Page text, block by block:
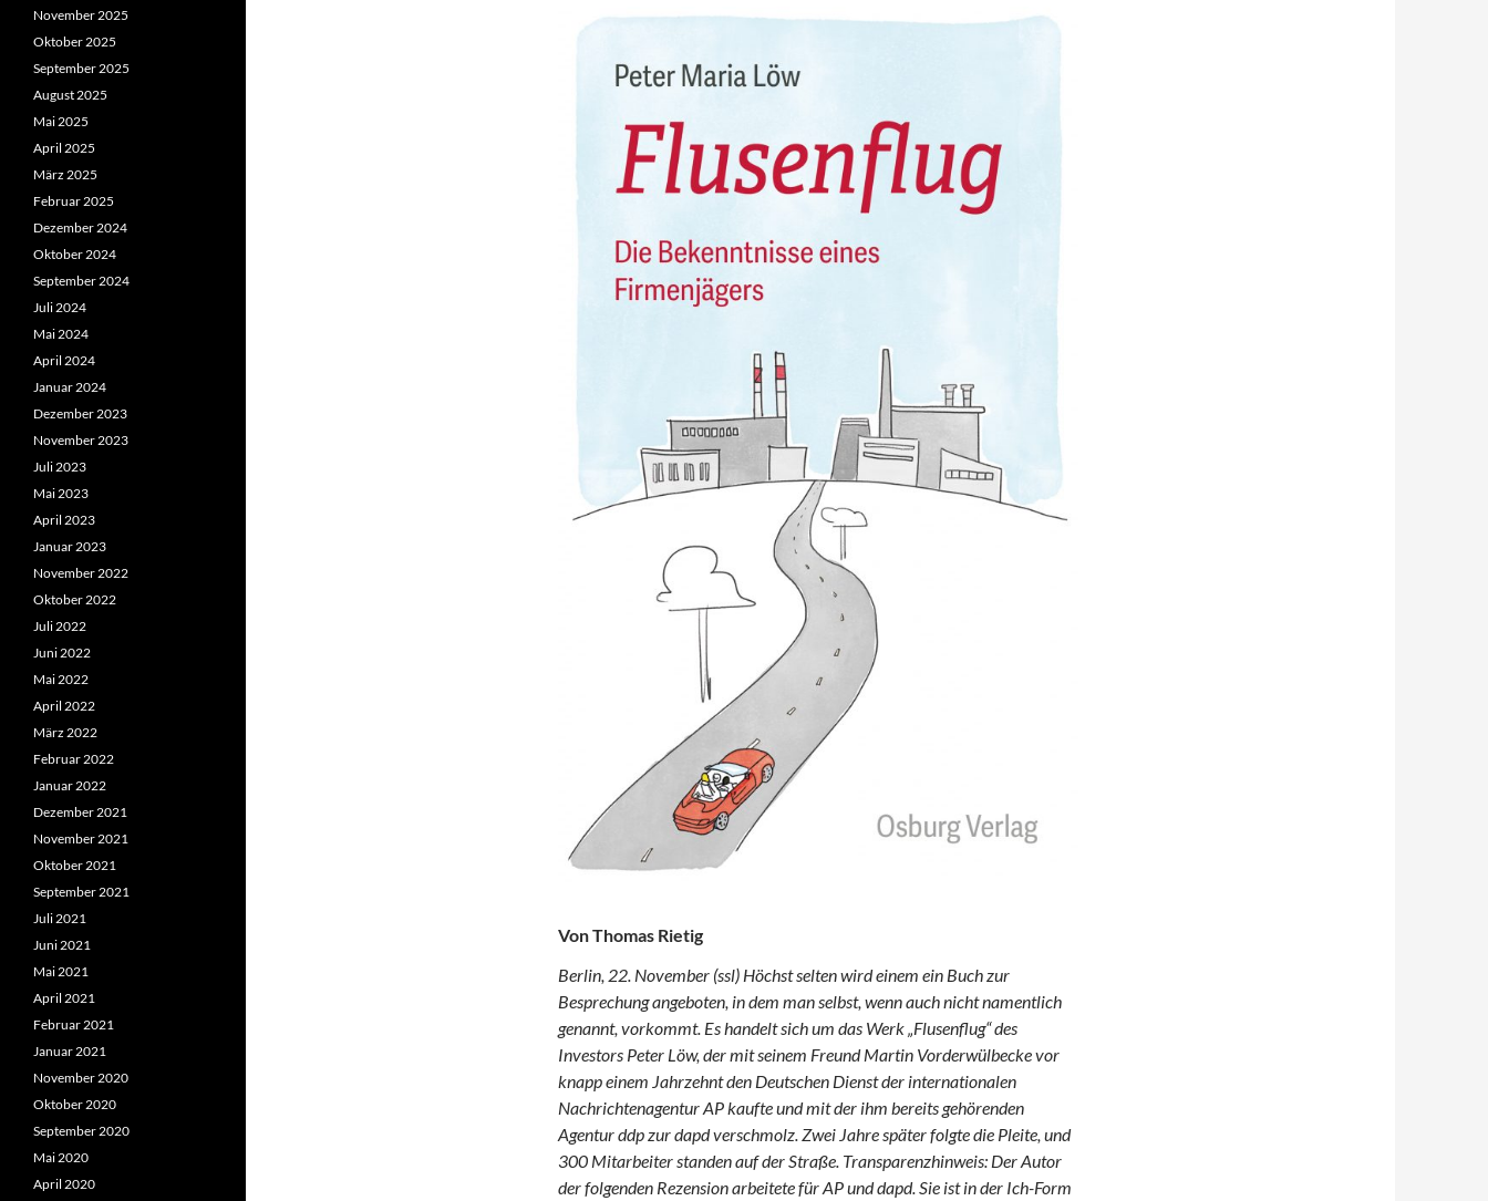
Von Thomas Rietig
Berlin, 22. November (ssl) Höchst selten wird einem ein Buch zur
Besprechung angeboten, in dem man selbst, wenn auch nicht namentlich
genannt, vorkommt. Es handelt sich um das Werk „Flusenflug“ des
Investors Peter Löw, der mit seinem Freund Martin Vorderwülbecke vor
knapp einem Jahrzehnt den Deutschen Dienst der internationalen
Nachrichtenagentur AP kaufte und mit der ihm bereits gehörenden
Agentur ddp zur dapd verschmolz. Zwei Jahre später folgte die Pleite, und
300 Mitarbeiter standen auf der Straße. Transparenzhinweis: Der Autor
der folgenden Rezension arbeitete für AP und dapd. Sie ist in der Ich-Form
November 2025
Oktober 2025
September 2025
August 2025
Mai 2025
April 2025
März 2025
Februar 2025
Dezember 2024
Oktober 2024
September 2024
Juli 2024
Mai 2024
April 2024
Januar 2024
Dezember 2023
November 2023
Juli 2023
Mai 2023
April 2023
Januar 2023
November 2022
Oktober 2022
Juli 2022
Juni 2022
Mai 2022
April 2022
März 2022
Februar 2022
Januar 2022
Dezember 2021
November 2021
Oktober 2021
September 2021
Juli 2021
Juni 2021
Mai 2021
April 2021
Februar 2021
Januar 2021
November 2020
Oktober 2020
September 2020
Mai 2020
April 2020